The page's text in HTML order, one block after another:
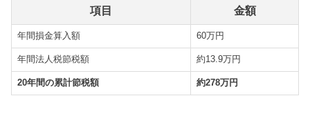
項目 金額
年間損金算入額 60万円
年間法人税節税額 約13.9万円
20年間の累計節税額 約278万円